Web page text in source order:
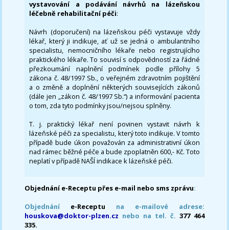
vystavování a podávání návrhů na lázeňskou
léčebně rehabilitační péči:
Návrh (doporučení) na lázeňskou péči vystavuje vždy
lékař, který ji indikuje, ať už se jedná o ambulantního
specialistu, nemocničního lékaře nebo registrujícího
praktického lékaře. To souvisí s odpovědností za řádné
přezkoumání naplnění podmínek podle přílohy 5
zákona č. 48/1997 Sb., o veřejném zdravotním pojištění
a o změně a doplnění některých souvisejících zákonů
(dále jen „zákon č. 48/1997 Sb.“) a informování pacienta
o tom, zda tyto podmínky jsou/nejsou splněny.
T. j. praktický lékař není povinen vystavit návrh k
lázeňské péči za specialistu, který toto indikuje. V tomto
případě bude úkon považován za administrativní úkon
nad rámec běžné péče a bude zpoplatněn 600,- Kč. Toto
neplatí v případě NAŠÍ indikace k lázeňské péči.
Objednání e-Receptu přes e-mail nebo sms zprávu:
Objednání e-Receptu na e-mailové adrese:
houskova@doktor-plzen.cz nebo na tel. č. 377 464
335.